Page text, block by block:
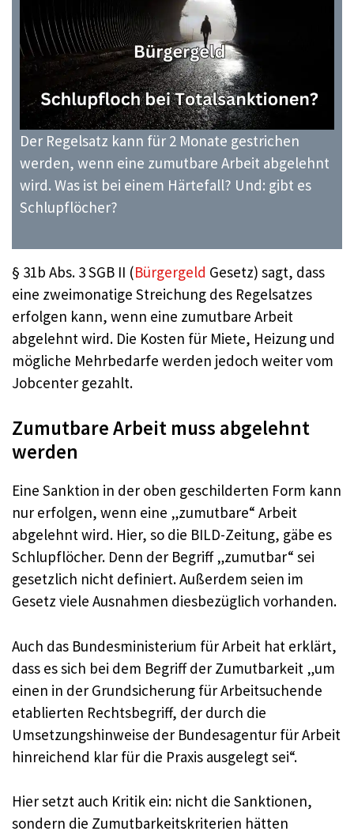
Der Regelsatz kann für 2 Monate gestrichen
werden, wenn eine zumutbare Arbeit abgelehnt
wird. Was ist bei einem Härtefall? Und: gibt es
Schlupflöcher?
§ 31b Abs. 3 SGB II (Bürgergeld Gesetz) sagt, dass
eine zweimonatige Streichung des Regelsatzes
erfolgen kann, wenn eine zumutbare Arbeit
abgelehnt wird. Die Kosten für Miete, Heizung und
mögliche Mehrbedarfe werden jedoch weiter vom
Jobcenter gezahlt.
Zumutbare Arbeit muss abgelehnt
werden
Eine Sanktion in der oben geschilderten Form kann
nur erfolgen, wenn eine „zumutbare“ Arbeit
abgelehnt wird. Hier, so die BILD-Zeitung, gäbe es
Schlupflöcher. Denn der Begriff „zumutbar“ sei
gesetzlich nicht definiert. Außerdem seien im
Gesetz viele Ausnahmen diesbezüglich vorhanden.
Auch das Bundesministerium für Arbeit hat erklärt,
dass es sich bei dem Begriff der Zumutbarkeit „um
einen in der Grundsicherung für Arbeitsuchende
etablierten Rechtsbegriff, der durch die
Umsetzungshinweise der Bundesagentur für Arbeit
hinreichend klar für die Praxis ausgelegt sei“.
Hier setzt auch Kritik ein: nicht die Sanktionen,
sondern die Zumutbarkeitskriterien hätten